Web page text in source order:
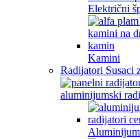
Električni
Kamini
Radijatori Susaci